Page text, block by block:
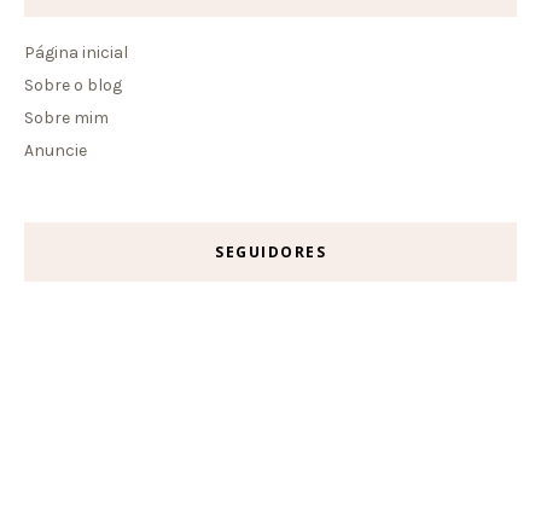
Página inicial
Sobre o blog
Sobre mim
Anuncie
SEGUIDORES